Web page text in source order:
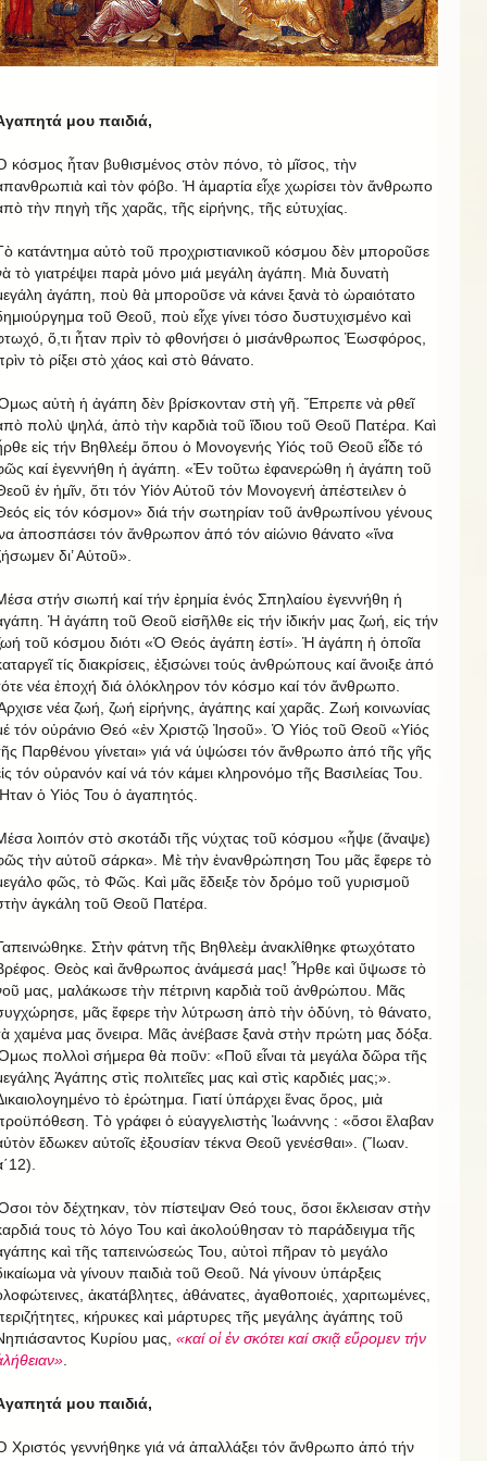
μου παιδιά,
κόσμος ἦταν βυθισμένος στὸν πόνο, τὸ μῖσος, τὴν
καὶ τὸν φόβο. Ἡ ἁμαρτία εἶχε χωρίσει τὸν ἄνθρωπο
τὴν πηγὴ τῆς χαρᾶς, τῆς εἰρήνης, τῆς εὐτυχίας.
κατάντημα αὐτὸ τοῦ προχριστιανικοῦ κόσμου δὲν μποροῦσε
τὸ γιατρέψει παρὰ μόνο μιά μεγάλη ἀγάπη. Μιὰ δυνατὴ
ἀγάπη, ποὺ θὰ μποροῦσε νὰ κάνει ξανὰ τὸ ὡραιότατο
τοῦ Θεοῦ, ποὺ εἶχε γίνει τόσο δυστυχισμένο καὶ
ὅ,τι ἦταν πρὶν τὸ φθονήσει ὁ μισάνθρωπος Ἑωσφόρος,
τὸ ρίξει στὸ χάος καὶ στὸ θάνατο.
αὐτὴ ἡ ἀγάπη δὲν βρίσκονταν στὴ γῆ. Ἔπρεπε νὰ ρθεῖ
πολὺ ψηλά, ἀπὸ τὴν καρδιὰ τοῦ ἴδιου τοῦ Θεοῦ Πατέρα. Καὶ
εἰς τήν Βηθλεέμ ὅπου ὁ Μονογενής Υἱός τοῦ Θεοῦ εἶδε τό
καί ἐγεννήθη ἡ ἀγάπη. «Ἐν τοῦτω ἐφανερώθη ἡ ἀγάπη τοῦ
ἐν ἡμῖν, ὅτι τόν Υἱόν Αὐτοῦ τόν Μονογενή ἀπέστειλεν ὁ
εἰς τόν κόσμον» διά τήν σωτηρίαν τοῦ ἀνθρωπίνου γένους
ἀποσπάσει τόν ἄνθρωπον ἀπό τόν αἰώνιο θάνατο «ἵνα
δι’ Αὐτοῦ».
στήν σιωπή καί τήν ἐρημία ἑνός Σπηλαίου ἐγεννήθη ἡ
Ἡ ἀγάπη τοῦ Θεοῦ εἰσῆλθε εἰς τήν ἰδικήν μας ζωή, εἰς τήν
τοῦ κόσμου διότι «Ὁ Θεός ἀγάπη ἐστί». Ἡ ἀγάπη ἡ ὁποῖα
τίς διακρίσεις, ἐξισώνει τούς ἀνθρώπους καί ἄνοιξε ἀπό
νέα ἐποχή διά ὁλόκληρον τόν κόσμο καί τόν ἄνθρωπο.
νέα ζωή, ζωή εἰρήνης, ἀγάπης καί χαρᾶς. Ζωή κοινωνίας
τόν οὐράνιο Θεό «ἐν Χριστῷ Ἰησοῦ». Ὁ Υἱός τοῦ Θεοῦ «Υἱός
Παρθένου γίνεται» γιά νά ὑψώσει τόν ἄνθρωπο ἀπό τῆς γῆς
τόν οὐρανόν καί νά τόν κάμει κληρονόμο τῆς Βασιλείας Του.
ὁ Υἱός Του ὁ ἀγαπητός.
λοιπόν στὸ σκοτάδι τῆς νύχτας τοῦ κόσμου «ἧψε (ἄναψε)
τὴν αὐτοῦ σάρκα». Μὲ τὴν ἐνανθρώπηση Του μᾶς ἔφερε τὸ
φῶς, τὸ Φῶς. Καὶ μᾶς ἔδειξε τὸν δρόμο τοῦ γυρισμοῦ
ἀγκάλη τοῦ Θεοῦ Πατέρα.
Στὴν φάτνη τῆς Βηθλεὲμ ἀνακλίθηκε φτωχότατο
Θεὸς καὶ ἄνθρωπος ἀνάμεσά μας! Ἦρθε καὶ ὕψωσε τὸ
μας, μαλάκωσε τὴν πέτρινη καρδιὰ τοῦ ἀνθρώπου. Μᾶς
μᾶς ἔφερε τὴν λύτρωση ἀπὸ τὴν ὀδύνη, τὸ θάνατο,
χαμένα μας ὄνειρα. Μᾶς ἀνέβασε ξανὰ στὴν πρώτη μας δόξα.
πολλοὶ σήμερα θὰ ποῦν: «Ποῦ εἶναι τὰ μεγάλα δῶρα τῆς
Ἀγάπης στὶς πολιτεῖες μας καὶ στὶς καρδιές μας;».
τὸ ἐρώτημα. Γιατί ὑπάρχει ἕνας ὅρος, μιὰ
Τὸ γράφει ὁ εὐαγγελιστὴς Ἰωάννης : «ὅσοι ἔλαβαν
ἔδωκεν αὐτοῖς ἐξουσίαν τέκνα Θεοῦ γενέσθαι». (Ἴωαν.
τὸν δέχτηκαν, τὸν πίστεψαν Θεό τους, ὅσοι ἔκλεισαν στὴν
τους τὸ λόγο Του καὶ ἀκολούθησαν τὸ παράδειγμα τῆς
καὶ τῆς ταπεινώσεώς Του, αὐτοὶ πῆραν τὸ μεγάλο
νὰ γίνουν παιδιὰ τοῦ Θεοῦ. Νά γίνουν ὑπάρξεις
ἀκατάβλητες, ἀθάνατες, ἀγαθοποιές, χαριτωμένες,
κήρυκες καὶ μάρτυρες τῆς μεγάλης ἀγάπης τοῦ
Κυρίου μας, «καί οἱ ἐν σκότει καί σκιᾷ εὔρομεν τήν
μου παιδιά,
Χριστός γεννήθηκε γιά νά ἀπαλλάξει τόν ἄνθρωπο ἀπό τήν